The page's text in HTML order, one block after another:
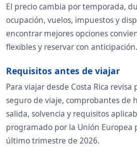
El precio cambia por temporada,
ocupación, vuelos, impuestos y
encontrar mejores opciones
flexibles y reservar con anticipación.
Requisitos antes de viajar
Para viajar desde Costa Rica
seguro de viaje, comprobantes de
salida, solvencia y requisitos
programado por la Unión Europea
último trimestre de 2026.